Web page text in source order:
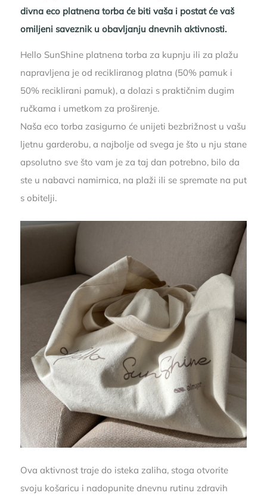
divna eco platnena torba će biti vaša i postat će vaš
omiljeni saveznik u obavljanju dnevnih aktivnosti.
Hello SunShine platnena torba za kupnju ili za plažu
napravljena je od recikliranog platna (50% pamuk i
50% reciklirani pamuk), a dolazi s praktičnim dugim
ručkama i umetkom za proširenje.
Naša eco torba zasigurno će unijeti bezbrižnost u vašu
ljetnu garderobu, a najbolje od svega je što u nju stane
apsolutno sve što vam je za taj dan potrebno, bilo da
ste u nabavci namirnica, na plaži ili se spremate na put
s obitelji.
Ova aktivnost traje do isteka zaliha, stoga otvorite
svoju košaricu i nadopunite dnevnu rutinu zdravih